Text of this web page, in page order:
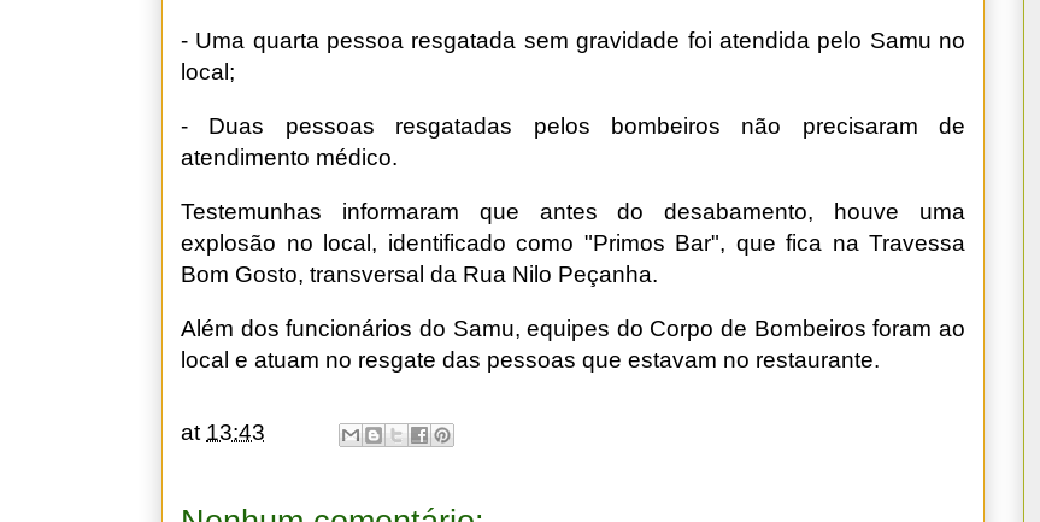
- Uma quarta pessoa resgatada sem gravidade foi atendida pelo Samu no
local;
- Duas pessoas resgatadas pelos bombeiros não precisaram de
atendimento médico.
Testemunhas informaram que antes do desabamento, houve uma
explosão no local, identificado como "Primos Bar", que fica na Travessa
Bom Gosto, transversal da Rua Nilo Peçanha.
Além dos funcionários do Samu, equipes do Corpo de Bombeiros foram ao
local e atuam no resgate das pessoas que estavam no restaurante.
at 13:43